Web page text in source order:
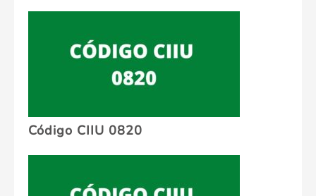
Código CIIU 0820